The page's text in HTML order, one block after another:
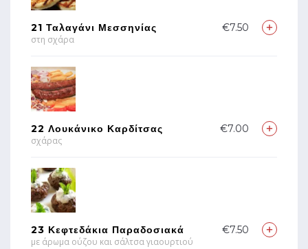
21 Ταλαγάνι Μεσσηνίας
στη σχάρα
€7.50
22 Λουκάνικο Καρδίτσας
σχάρας
€7.00
23 Κεφτεδάκια Παραδοσιακά
με άρωμα ούζου και σάλτσα γιαουρτιού
€7.50